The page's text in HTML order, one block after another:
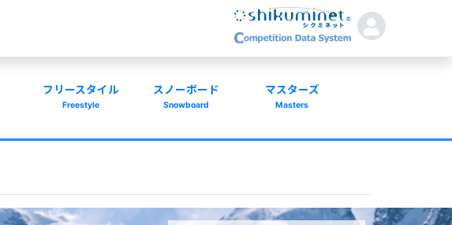
フリースタイル
Freestyle
スノーボード
Snowboard
マスターズ
Masters